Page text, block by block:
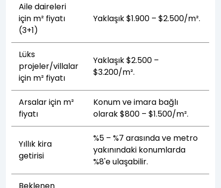
Aile daireleri
için m² fiyatı
(3+1)
Yaklaşık $1.900 – $2.500/m².
Lüks
projeler/villalar
için m² fiyatı
Yaklaşık $2.500 –
$3.200/m².
Arsalar için m²
fiyatı
Konum ve imara bağlı
olarak $800 – $1.500/m².
Yıllık kira
getirisi
%5 – %7 arasında ve metro
yakınındaki konumlarda
%8'e ulaşabilir.
Beklenen